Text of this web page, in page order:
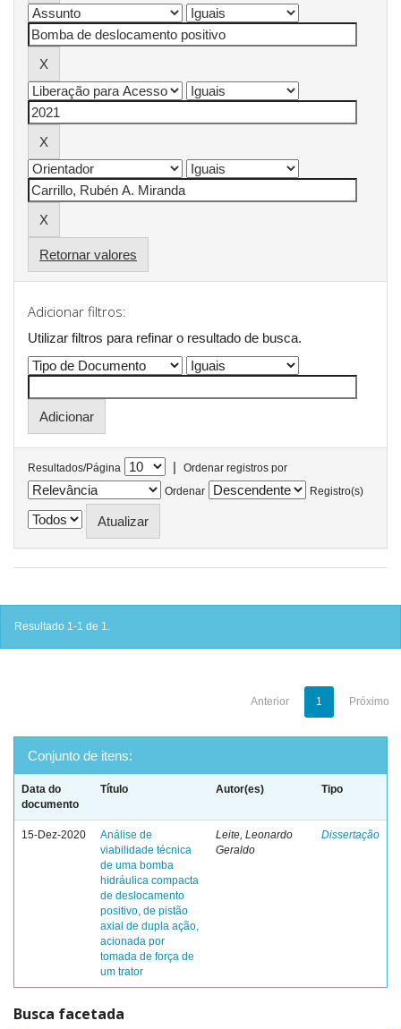
Retornar valores
Adicionar filtros:
Utilizar filtros para refinar o resultado de busca.
Resultados/Página |
Ordenar registros por
Ordenar
Registro(s)
Resultado 1-1 de 1.
Anterior 1 Próximo
Conjunto de itens:
Data do
documento
Título Autor(es) Tipo
15-Dez-2020
Análise de
viabilidade técnica
de uma bomba
hidráulica compacta
de deslocamento
positivo, de pistão
axial de dupla ação,
acionada por
tomada de força de
um trator
Leite, Leonardo
Geraldo
Dissertação
Busca facetada